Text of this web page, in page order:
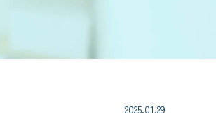
虫歯治療
2025.01.29